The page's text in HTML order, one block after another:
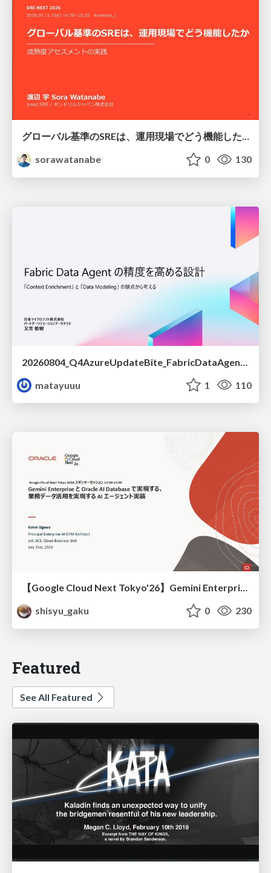
グローバル基準のSREは、運用現場でどう機能したか：成熟度アセスメントの実践 ／ SRE NEXT 2026
sorawatanabe
0 130
matayuuu
1 110
【Google Cloud Next Tokyo'26】Gemini Enterprise と Oracle AI Database で実現する、 業務データ活用を実現する AI エージェント実装
shisyu_gaku
0 230
Featured
See All Featured